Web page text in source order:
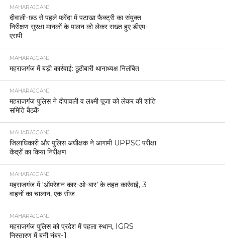
MAHARAJGANJ
दीवाली-छठ से पहले फरेंदा में पटाखा फैक्ट्री का संयुक्त
निरीक्षण सुरक्षा मानकों के पालन को लेकर सख्त हुए डीएम-
एसपी
MAHARAJGANJ
महराजगंज में बड़ी कार्रवाई: ठूठीबारी थानाध्यक्ष निलंबित
MAHARAJGANJ
महराजगंज पुलिस ने दीपावली व लक्ष्मी पूजा को लेकर की शांति
समिति बैठकें
MAHARAJGANJ
जिलाधिकारी और पुलिस अधीक्षक ने आगामी UPPSC परीक्षा
केंद्रों का किया निरीक्षण
MAHARAJGANJ
महराजगंज में ‘ऑपरेशन कार-ओ-बार’ के तहत कार्रवाई, 3
वाहनों का चालान, एक सीज
MAHARAJGANJ
महराजगंज पुलिस को प्रदेश में पहला स्थान, IGRS
निस्तारण में बनी नंबर-1